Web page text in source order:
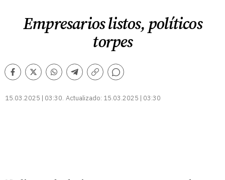
Empresarios listos, políticos
torpes
Facebook
TwitterWhatsappTelegram
Copiar
Comentarios
15.03.2025 | 03:30 Actualizado: 15.03.2025 | 03:30